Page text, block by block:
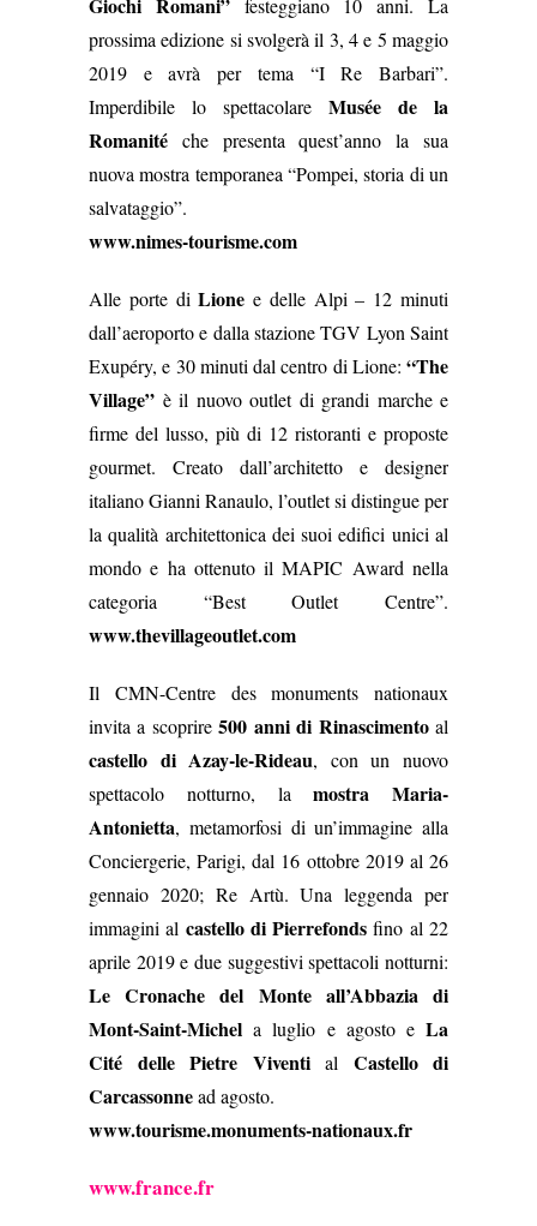
Giochi Romani”festeggiano 10 anni. La
prossima edizione si svolgerà il 3, 4 e 5 maggio
2019 e avrà per tema “I Re Barbari”.
Imperdibile lo spettacolare Musée de la
Romanité che presenta quest’anno la sua
nuova mostra temporanea “Pompei, storia di un
salvataggio”.
www.nimes-tourisme.com
Alle porte diLione e delle Alpi – 12 minuti
dall’aeroporto e dalla stazione TGV Lyon Saint
Exupéry, e 30 minuti dal centro di Lione: “The
Village” è il nuovo outlet di grandi marche e
firme del lusso, più di 12 ristoranti e proposte
gourmet. Creato dall’architetto e designer
italiano Gianni Ranaulo, l’outlet si distingue per
la qualità architettonica dei suoi edifici unici al
mondo e ha ottenuto il MAPIC Award nella
categoria “Best Outlet Centre”.
www.thevillageoutlet.com
Il CMN-Centre des monuments nationaux
invita a scoprire500 anni di Rinascimentoal
castello di Azay-le-Rideau, con un nuovo
spettacolo notturno, lamostra Maria-
Antonietta, metamorfosi di un’immagine alla
Conciergerie, Parigi, dal 16 ottobre 2019 al 26
gennaio 2020; Re Artù. Una leggenda per
immagini al castello di Pierrefonds fino al 22
aprile 2019 e due suggestivi spettacoli notturni:
Le Cronache del Monte all’Abbazia di
Mont-Saint-Michel a luglio e agosto e La
Cité delle Pietre Vivential Castello di
Carcassonnead agosto.
www.tourisme.monuments-nationaux.fr
www.france.fr